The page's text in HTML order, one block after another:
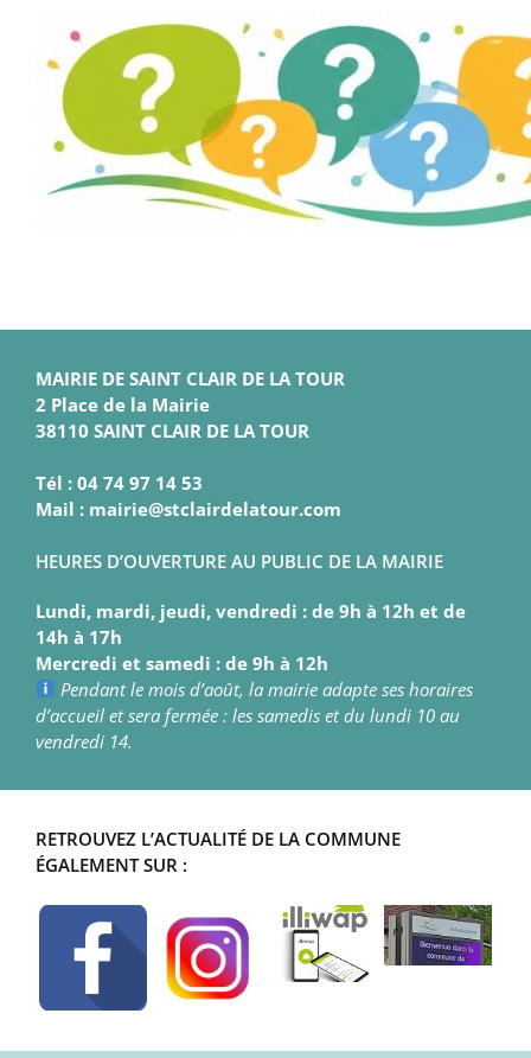
MAIRIE DE SAINT CLAIR DE LA TOUR
2 Place de la Mairie
38110 SAINT CLAIR DE LA TOUR
Tél : 04 74 97 14 53
Mail : mairie@stclairdelatour.com
HEURES D’OUVERTURE AU PUBLIC DE LA MAIRIE
Lundi, mardi, jeudi, vendredi : de 9h à 12h et de
14h à 17h
Mercredi et samedi : de 9h à 12h
Pendant le mois d’août, la mairie adapte ses horaires
d’accueil et sera fermée : les samedis et du lundi 10 au
vendredi 14.
RETROUVEZ L’ACTUALITÉ DE LA COMMUNE
ÉGALEMENT SUR :